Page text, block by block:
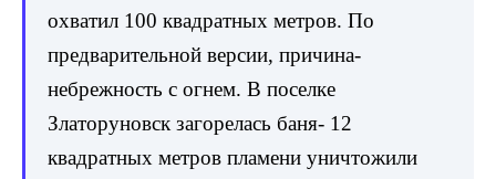
охватил 100 квадратных метров. По
предварительной версии, причина-
небрежность с огнем. В поселке
Златоруновск загорелась баня- 12
квадратных метров пламени уничтожили